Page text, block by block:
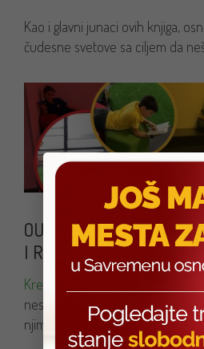
Kao i glavni junaci ovih knjiga,
čudesne svetove sa ciljem da
OUT OF THE BOX –
I RAZMENA MIŠLJENJA
Kreativna nastava
i podsticanje
nestvarne svetove ima nekoliko
njima je: